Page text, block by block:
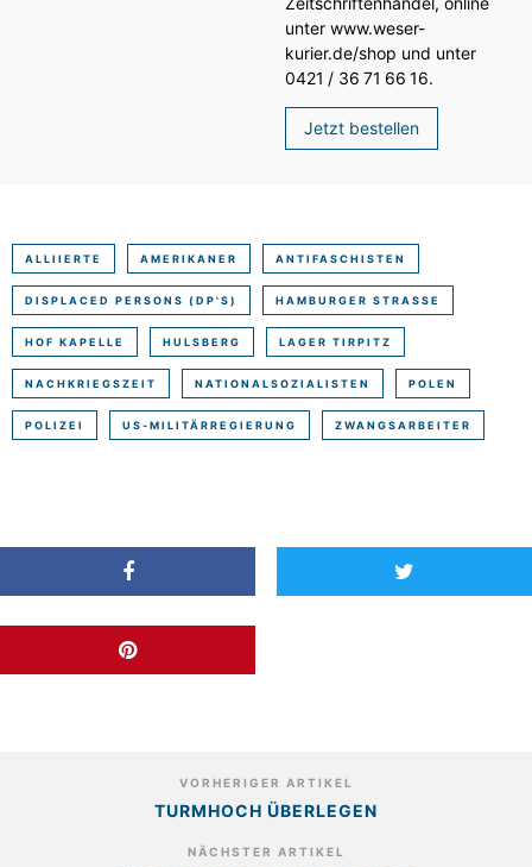
unter www.weser-
kurier.de/shop und unter
0421 / 36 71 66 16.
Jetzt bestellen
ALLIIERTE AMERIKANER ANTIFASCHISTEN
DISPLACED PERSONS (DP'S) HAMBURGER STRASSE
HOF KAPELLE HULSBERG LAGER TIRPITZ
NACHKRIEGSZEIT NATIONALSOZIALISTEN POLEN
POLIZEI US-MILITÄRREGIERUNG ZWANGSARBEITER
VORHERIGER ARTIKEL
TURMHOCH ÜBERLEGEN
NÄCHSTER ARTIKEL